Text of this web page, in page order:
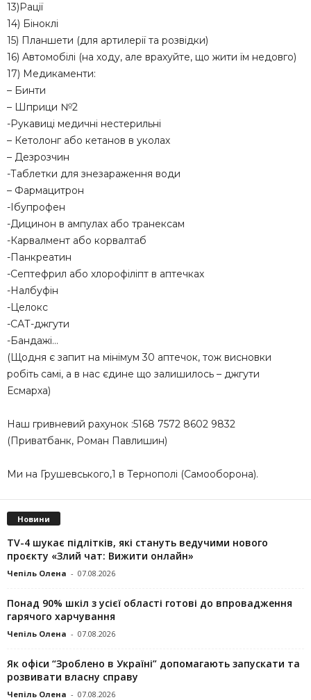
13)Рації
14) Біноклі
15) Планшети (для артилерії та розвідки)
16) Автомобілі (на ходу, але врахуйте, що жити їм недовго)
17) Медикаменти:
– Бинти
– Шприци №2
-Рукавиці медичні нестерильні
– Кетолонг або кетанов в уколах
– Дезрозчин
-Таблетки для знезараження води
– Фармацитрон
-Ібупрофен
-Дицинон в ампулах або транексам
-Карвалмент або корвалтаб
-Панкреатин
-Септефрил або хлорофіліпт в аптечках
-Налбуфін
-Целокс
-САТ-джгути
-Бандажі…
(Щодня є запит на мінімум 30 аптечок, тож висновки
робіть самі, а в нас єдине що залишилось – джгути
Есмарха)
Наш гривневий рахунок :5168 7572 8602 9832
(Приватбанк, Роман Павлишин)
Ми на Грушевського,1 в Тернополі (Самооборона).
Новини
TV-4 шукає підлітків, які стануть ведучими нового
проєкту «Злий чат: Вижити онлайн»
Чепіль Олена - 07.08.2026
Понад 90% шкіл з усієї області готові до впровадження
гарячого харчування
Чепіль Олена - 07.08.2026
Як офіси “Зроблено в Україні” допомагають запускaти та
розвивати власну справу
Чепіль Олена - 07.08.2026